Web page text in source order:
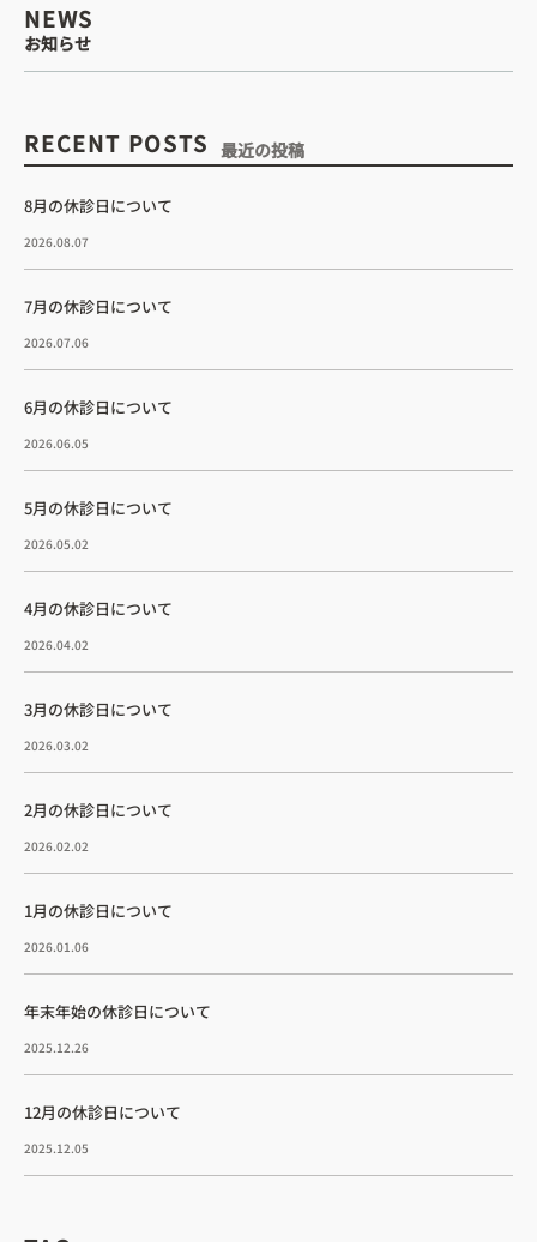
NEWS
お知らせ
RECENT POSTS 最近の投稿
8月の休診日について
2026.08.07
7月の休診日について
2026.07.06
6月の休診日について
2026.06.05
5月の休診日について
2026.05.02
4月の休診日について
2026.04.02
3月の休診日について
2026.03.02
2月の休診日について
2026.02.02
1月の休診日について
2026.01.06
年末年始の休診日について
2025.12.26
12月の休診日について
2025.12.05